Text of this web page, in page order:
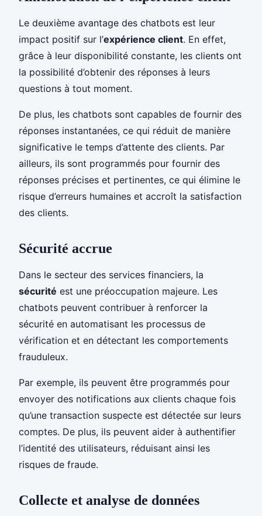
Le deuxième avantage des chatbots est leur
impact positif sur l’expérience client. En effet,
grâce à leur disponibilité constante, les clients ont
la possibilité d’obtenir des réponses à leurs
questions à tout moment.
De plus, les chatbots sont capables de fournir des
réponses instantanées, ce qui réduit de manière
significative le temps d’attente des clients. Par
ailleurs, ils sont programmés pour fournir des
réponses précises et pertinentes, ce qui élimine le
risque d’erreurs humaines et accroît la satisfaction
des clients.
Sécurité accrue
Dans le secteur des services financiers, la
sécurité est une préoccupation majeure. Les
chatbots peuvent contribuer à renforcer la
sécurité en automatisant les processus de
vérification et en détectant les comportements
frauduleux.
Par exemple, ils peuvent être programmés pour
envoyer des notifications aux clients chaque fois
qu’une transaction suspecte est détectée sur leurs
comptes. De plus, ils peuvent aider à authentifier
l’identité des utilisateurs, réduisant ainsi les
risques de fraude.
Collecte et analyse de données